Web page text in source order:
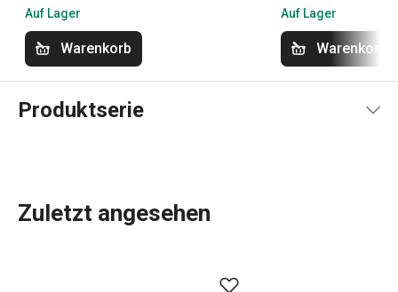
Auf Lager
Warenkorb
Auf Lager
Warenkorb
Produktserie
LEGEND Essteller sind aus hochwertigem Porzellan
Zuletzt angesehen